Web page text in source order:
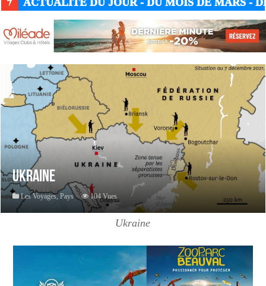
ACTUALITÉ DU JOUR - DU MOIS DE MARS -
ACTUALITÉ GUERRE UKRAINE-RUSSIE
Ukraine
Les Voyages,Pays 104 Vues
Ukraine